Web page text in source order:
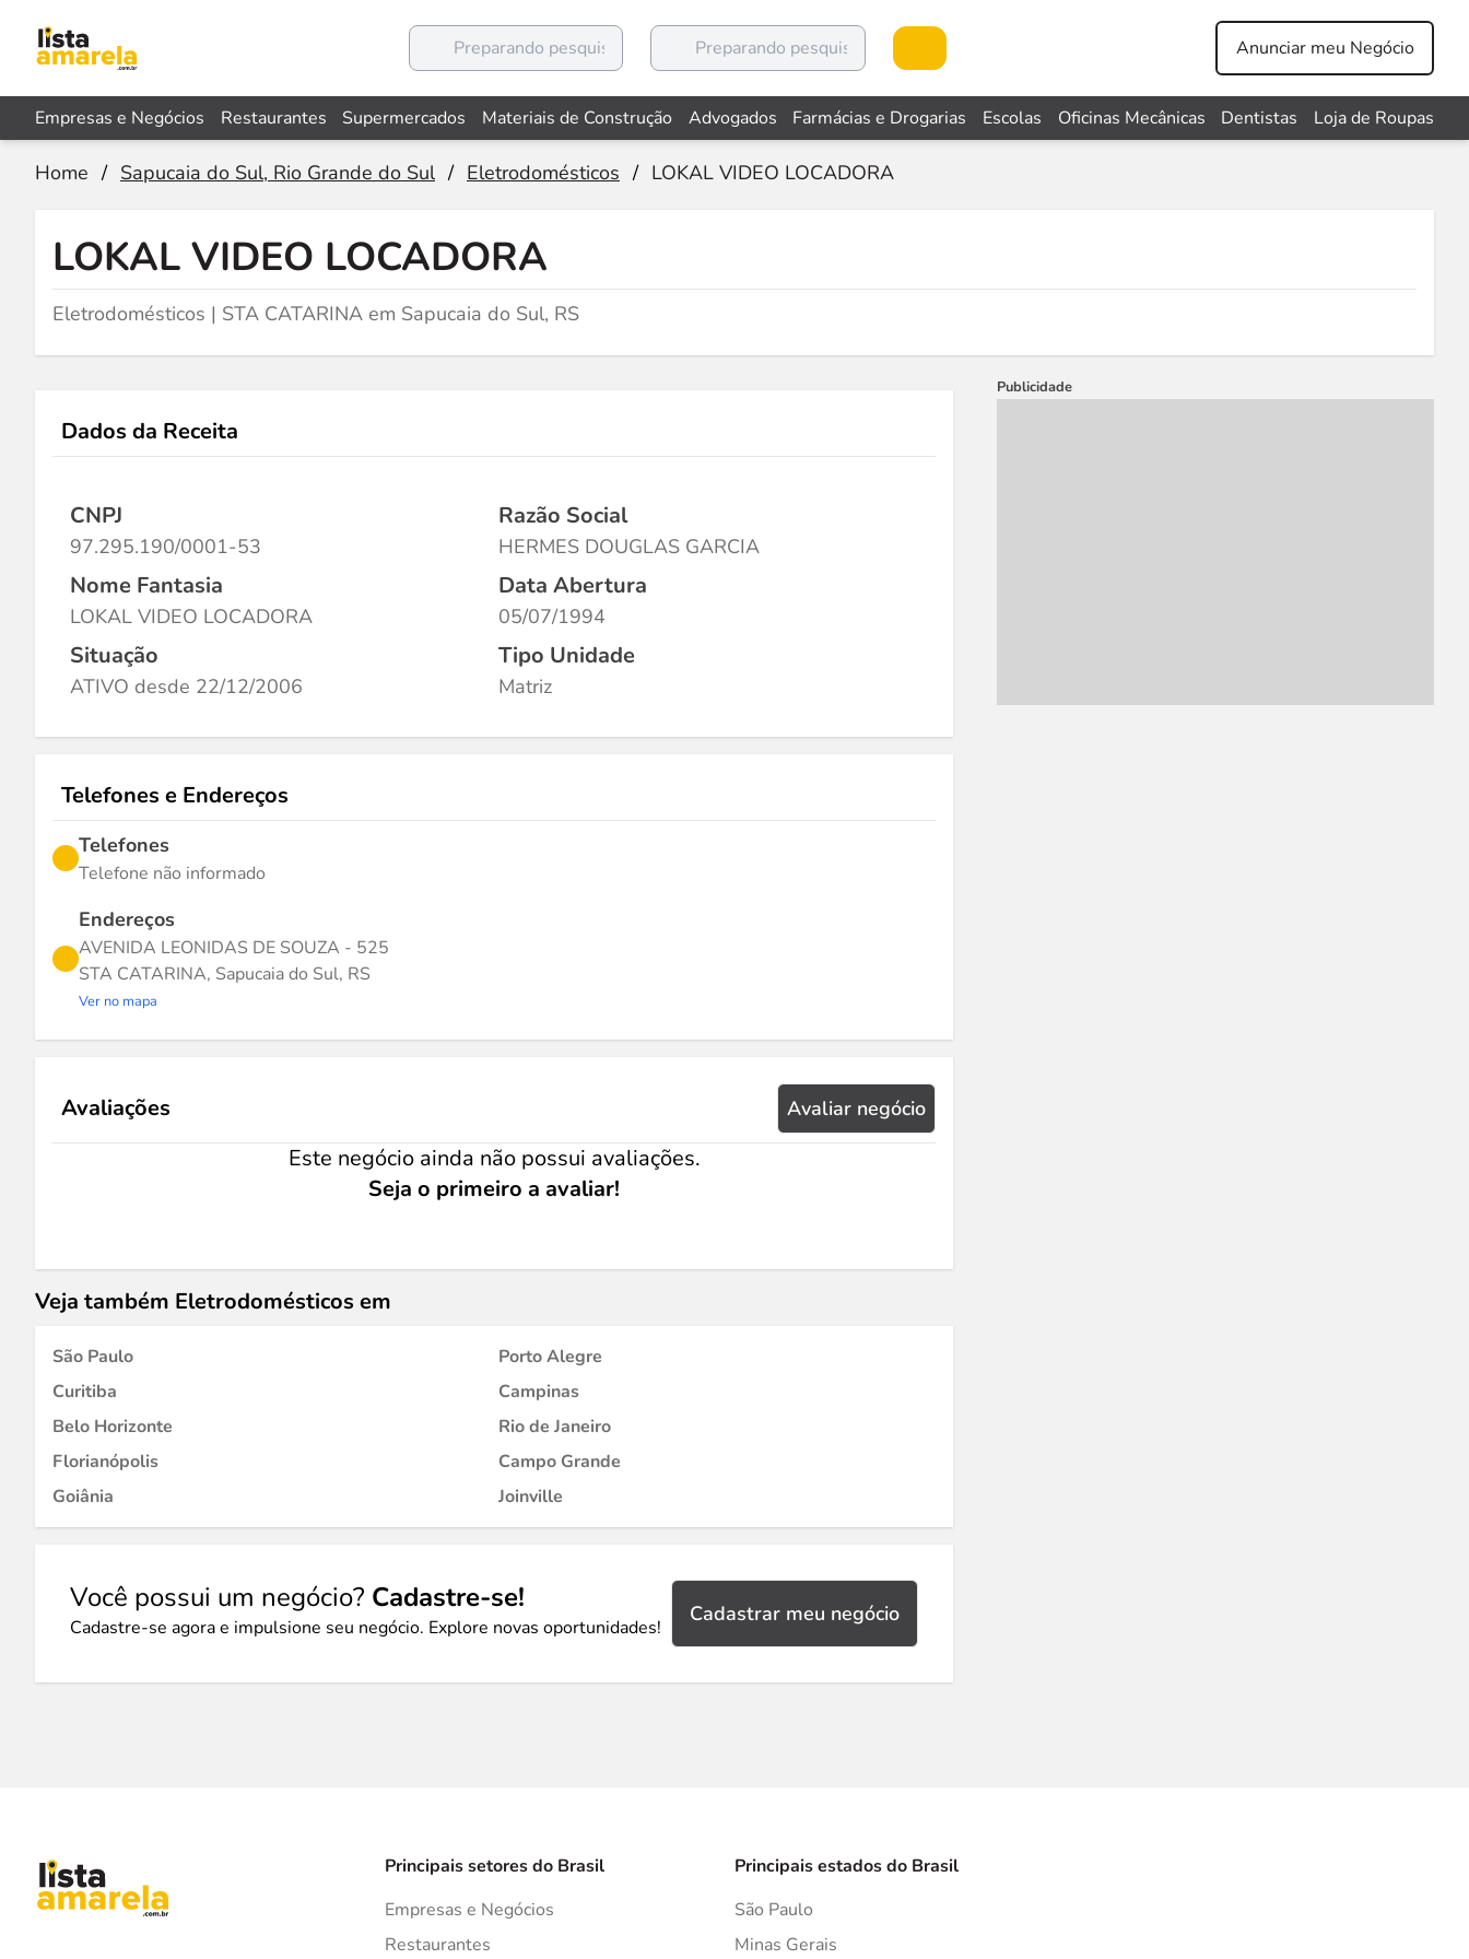
Anunciar meu Negócio
Empresas e Negócios Restaurantes Supermercados Materiais de Construção Advogados Farmácias e Drogarias Escolas Oficinas Mecânicas Dentistas Loja de Roupas
Home / Sapucaia do Sul, Rio Grande do Sul / Eletrodomésticos / LOKAL VIDEO LOCADORA
LOKAL VIDEO LOCADORA
Eletrodomésticos | STA CATARINA em Sapucaia do Sul, RS
Dados da Receita
CNPJ
97.295.190/0001-53
Razão Social
HERMES DOUGLAS GARCIA
Nome Fantasia
LOKAL VIDEO LOCADORA
Data Abertura
05/07/1994
Situação
ATIVO desde 22/12/2006
Tipo Unidade
Matriz
Telefones e Endereços
Telefones
Telefone não informado
Endereços
AVENIDA LEONIDAS DE SOUZA - 525
STA CATARINA, Sapucaia do Sul, RS
Ver no mapa
Avaliações Avaliar negócio
Este negócio ainda não possui avaliações.
Seja o primeiro a avaliar!
Veja também Eletrodomésticos em
São Paulo
Porto Alegre
Curitiba
Campinas
Belo Horizonte
Rio de Janeiro
Florianópolis
Campo Grande
Goiânia
Joinville
Você possui um negócio? Cadastre-se!
Cadastre-se agora e impulsione seu negócio. Explore novas oportunidades!
Cadastrar meu negócio
Publicidade
Principais setores do Brasil
Empresas e Negócios
Restaurantes
Principais estados do Brasil
São Paulo
Minas Gerais